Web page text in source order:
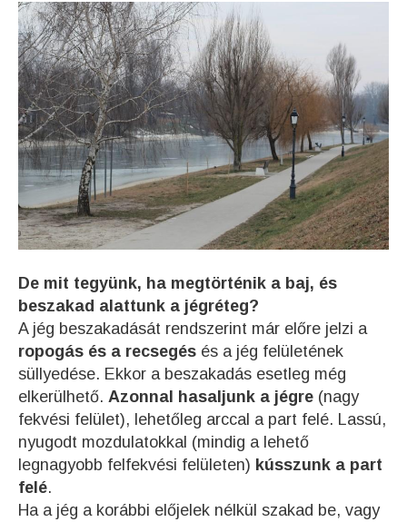
De mit tegyünk, ha megtörténik a baj, és
beszakad alattunk a jégréteg?
A jég beszakadását rendszerint már előre jelzi a
ropogás és a recsegés és a jég felületének
süllyedése. Ekkor a beszakadás esetleg még
elkerülhető. Azonnal hasaljunk a jégre (nagy
fekvési felület), lehetőleg arccal a part felé. Lassú,
nyugodt mozdulatokkal (mindig a lehető
legnagyobb felfekvési felületen) kússzunk a part
felé.
Ha a jég a korábbi előjelek nélkül szakad be, vagy